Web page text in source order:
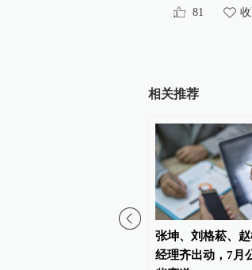
81
相关推荐
张坤、刘格菘、
经理齐出动，7月